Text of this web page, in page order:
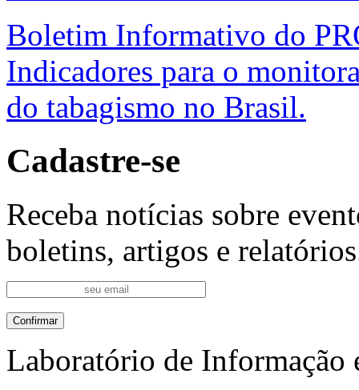
Boletim Informativo do
Indicadores para o
do tabagismo no Brasil.
Cadastre-se
Receba notícias sobre
boletins, artigos e
Laboratório de